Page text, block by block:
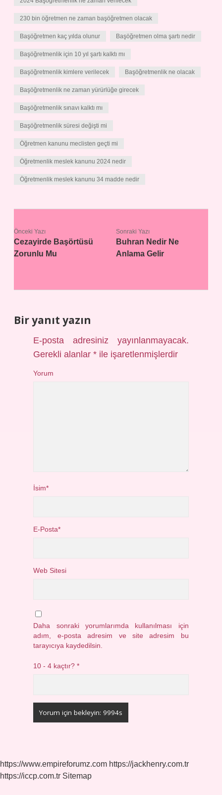
230 bin öğretmen ne zaman başöğretmen olacak
Başöğretmen kaç yılda olunur Başöğretmen olma şartı nedir
Başöğretmenlik için 10 yıl şartı kalktı mı
Başöğretmenlik kimlere verilecek Başöğretmenlik ne olacak
Başöğretmenlik ne zaman yürürlüğe girecek
Başöğretmenlik sınavı kalktı mı
Başöğretmenlik süresi değişti mi
Öğretmen kanunu meclisten geçti mi
Öğretmenlik meslek kanunu 2024 nedir
Öğretmenlik meslek kanunu 34 madde nedir
Önceki Yazı
Cezayirde Başörtüsü
Zorunlu Mu
Sonraki Yazı
Buhran Nedir Ne
Anlama Gelir
Bir yanıt yazın
E-posta adresiniz yayınlanmayacak.
Gerekli alanlar* ile işaretlenmişlerdir
Yorum
İsim*
E-Posta*
Web Sitesi
Daha sonraki yorumlarımda kullanılması için
adım, e-posta adresim ve site adresim bu
tarayıcıya kaydedilsin.
10 - 4 kaçtır?*
https://www.empireforumz.com https://jackhenry.com.tr
https://iccp.com.tr Sitemap